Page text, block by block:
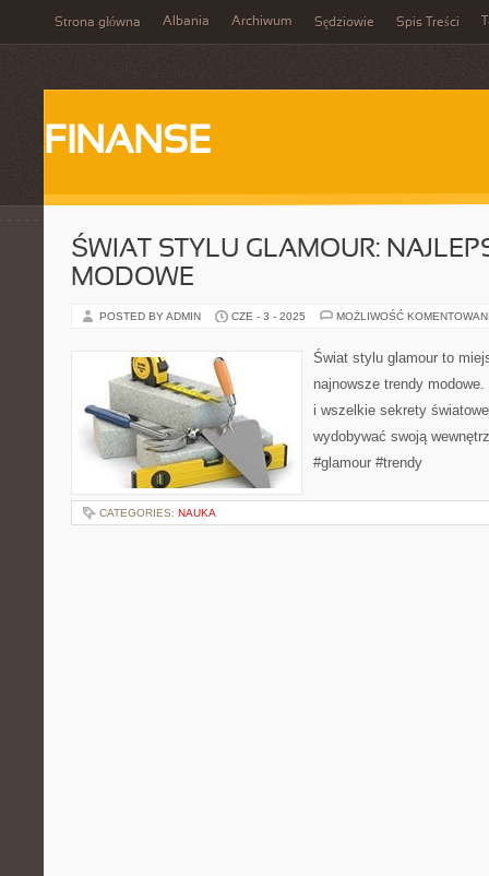
Strona główna Albania Archiwum Sędziowie Spis Treści
FINANSE
ŚWIAT STYLU GLAMOUR:
MODOWE
POSTED BY ADMIN CZE - 3 - 2025 MOŻLIWOŚĆ
Świat stylu glamour to
najnowsze trendy
i wszelkie sekrety
wydobywać swoją
#glamour #trendy
CATEGORIES: NAUKA